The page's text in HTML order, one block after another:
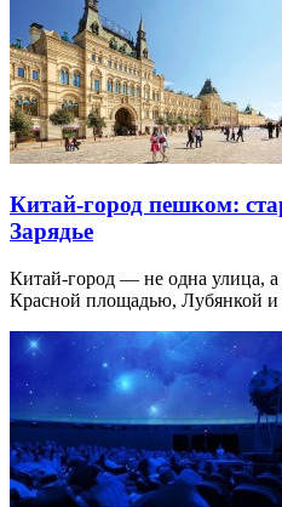
Китай-город пешком:
Зарядье
Китай-город — не одна улица,
Красной площадью, Лубянкой